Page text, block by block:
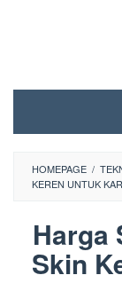
HOMEPAGE /
KEREN UNTUK
Harga
Skin